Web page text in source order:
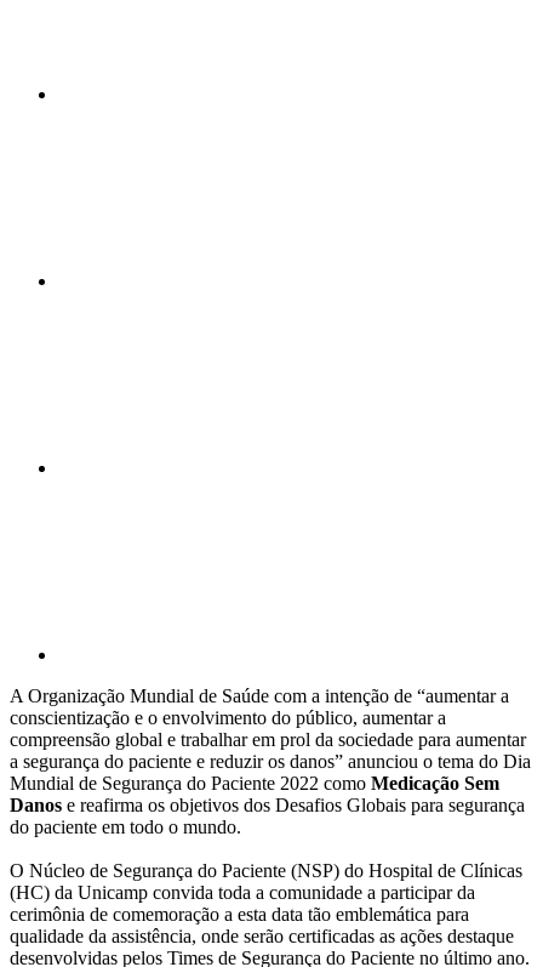
A Organização Mundial de Saúde com a intenção de “aumentar a
conscientização e o envolvimento do público, aumentar a
compreensão global e trabalhar em prol da sociedade para aumentar
a segurança do paciente e reduzir os danos” anunciou o tema do Dia
Mundial de Segurança do Paciente 2022 como Medicação Sem
Danos e reafirma os objetivos dos Desafios Globais para segurança
do paciente em todo o mundo.
O Núcleo de Segurança do Paciente (NSP) do Hospital de Clínicas
(HC) da Unicamp convida toda a comunidade a participar da
cerimônia de comemoração a esta data tão emblemática para
qualidade da assistência, onde serão certificadas as ações destaque
desenvolvidas pelos Times de Segurança do Paciente no último ano.